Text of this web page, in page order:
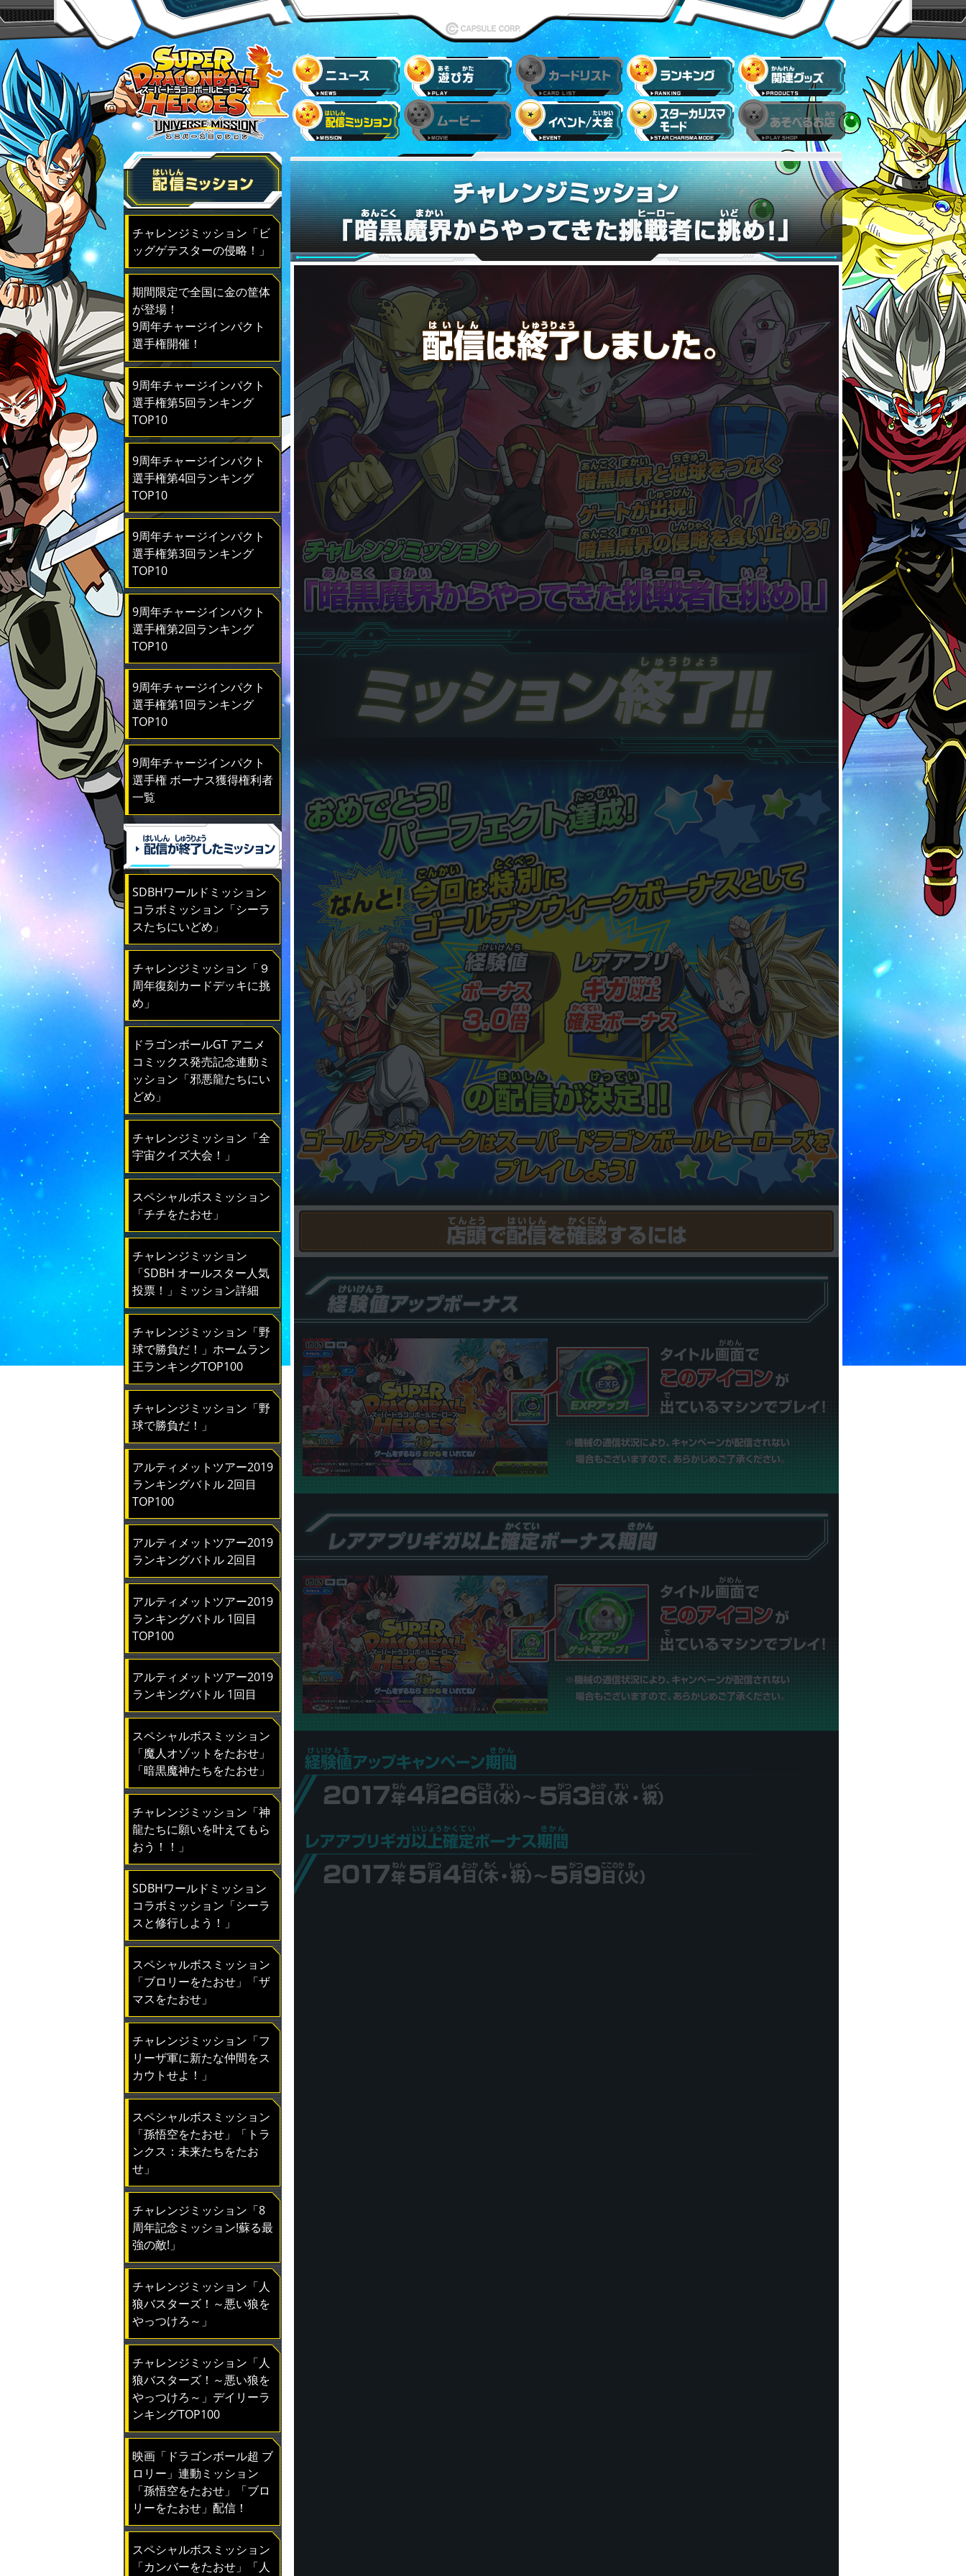
チャレンジミッション「ビ
ッグゲテスターの侵略！」
期間限定で全国に金の筐体
が登場！
9周年チャージインパクト
選手権開催！
9周年チャージインパクト
選手権第5回ランキング
TOP10
9周年チャージインパクト
選手権第4回ランキング
TOP10
9周年チャージインパクト
選手権第3回ランキング
TOP10
9周年チャージインパクト
選手権第2回ランキング
TOP10
9周年チャージインパクト
選手権第1回ランキング
TOP10
9周年チャージインパクト
選手権 ボーナス獲得権利者
一覧
SDBHワールドミッション
コラボミッション「シーラ
スたちにいどめ」
チャレンジミッション「９
周年復刻カードデッキに挑
め」
ドラゴンボールGT アニメ
コミックス発売記念連動ミ
ッション「邪悪龍たちにい
どめ」
チャレンジミッション「全
宇宙クイズ大会！」
スペシャルボスミッション
「チチをたおせ」
チャレンジミッション
「SDBH オールスター人気
投票！」ミッション詳細
チャレンジミッション「野
球で勝負だ！」ホームラン
王ランキングTOP100
チャレンジミッション「野
球で勝負だ！」
アルティメットツアー2019
ランキングバトル 2回目
TOP100
アルティメットツアー2019
ランキングバトル 2回目
アルティメットツアー2019
ランキングバトル 1回目
TOP100
アルティメットツアー2019
ランキングバトル 1回目
スペシャルボスミッション
「魔人オゾットをたおせ」
「暗黒魔神たちをたおせ」
チャレンジミッション「神
龍たちに願いを叶えてもら
おう！！」
SDBHワールドミッション
コラボミッション「シーラ
スと修行しよう！」
スペシャルボスミッション
「ブロリーをたおせ」「ザ
マスをたおせ」
チャレンジミッション「フ
リーザ軍に新たな仲間をス
カウトせよ！」
スペシャルボスミッション
「孫悟空をたおせ」「トラ
ンクス：未来たちをたお
せ」
チャレンジミッション「8
周年記念ミッション!蘇る最
強の敵!」
チャレンジミッション「人
狼バスターズ！～悪い狼を
やっつけろ～」
チャレンジミッション「人
狼バスターズ！～悪い狼を
やっつけろ～」デイリーラ
ンキングTOP100
映画「ドラゴンボール超 ブ
ロリー」連動ミッション
「孫悟空をたおせ」「ブロ
リーをたおせ」配信！
スペシャルボスミッション
「カンバーをたおせ」「人